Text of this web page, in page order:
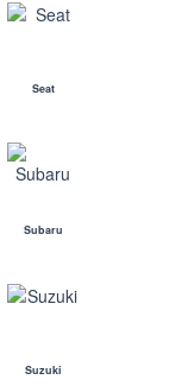
Seat
Subaru
Suzuki